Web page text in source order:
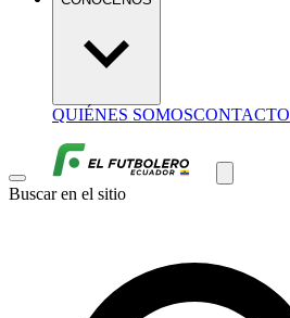
QUIÉNES SOMOSCONTACTO
Buscar en el sitio